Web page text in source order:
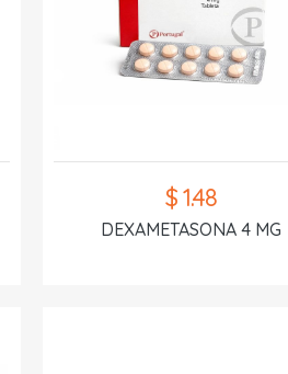
$ 1.48
DEXAMETASONA 4 MG